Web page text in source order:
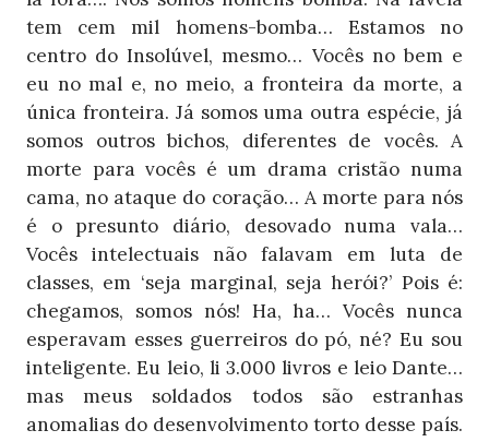
tem cem mil homens-bomba… Estamos no
centro do Insolúvel, mesmo… Vocês no bem e
eu no mal e, no meio, a fronteira da morte, a
única fronteira. Já somos uma outra espécie, já
somos outros bichos, diferentes de vocês. A
morte para vocês é um drama cristão numa
cama, no ataque do coração… A morte para nós
é o presunto diário, desovado numa vala…
Vocês intelectuais não falavam em luta de
classes, em ‘seja marginal, seja herói?’ Pois é:
chegamos, somos nós! Ha, ha… Vocês nunca
esperavam esses guerreiros do pó, né? Eu sou
inteligente. Eu leio, li 3.000 livros e leio Dante…
mas meus soldados todos são estranhas
anomalias do desenvolvimento torto desse país.